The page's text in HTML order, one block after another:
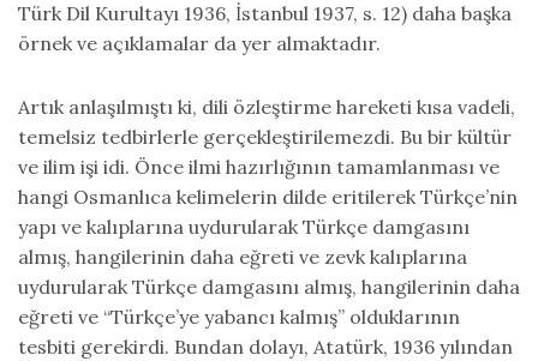
Türk Dil Kurultayı 1936, İstanbul 1937, s. 12) daha başka
örnek ve açıklamalar da yer almaktadır.
Artık anlaşılmıştı ki, dili özleştirme hareketi kısa vadeli,
temelsiz tedbirlerle gerçekleştirilemezdi. Bu bir kültür
ve ilim işi idi. Önce ilmi hazırlığının tamamlanması ve
hangi Osmanlıca kelimelerin dilde eritilerek Türkçe’nin
yapı ve kalıplarına uydurularak Türkçe damgasını
almış, hangilerinin daha eğreti ve zevk kalıplarına
uydurularak Türkçe damgasını almış, hangilerinin daha
eğreti ve “Türkçe’ye yabancı kalmış” olduklarının
tesbiti gerekirdi. Bundan dolayı, Atatürk, 1936 yılından